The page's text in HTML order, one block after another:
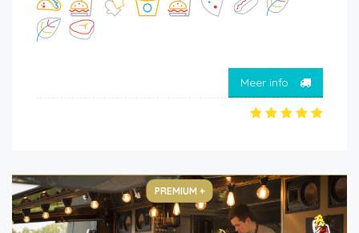
Meer info
PREMIUM +